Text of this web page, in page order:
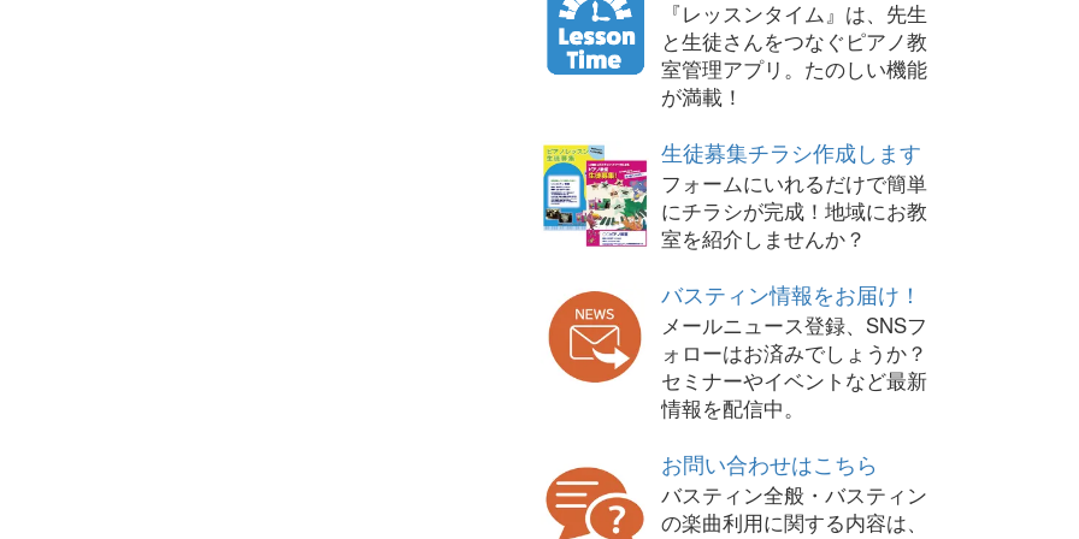
『レッスンタイム』は、先生
と生徒さんをつなぐピアノ教
室管理アプリ。たのしい機能
が満載！
生徒募集チラシ作成します
フォームにいれるだけで簡単
にチラシが完成！地域にお教
室を紹介しませんか？
バスティン情報をお届け！
メールニュース登録、SNSフ
ォローはお済みでしょうか？
セミナーやイベントなど最新
情報を配信中。
お問い合わせはこちら
バスティン全般・バスティン
の楽曲利用に関する内容は、